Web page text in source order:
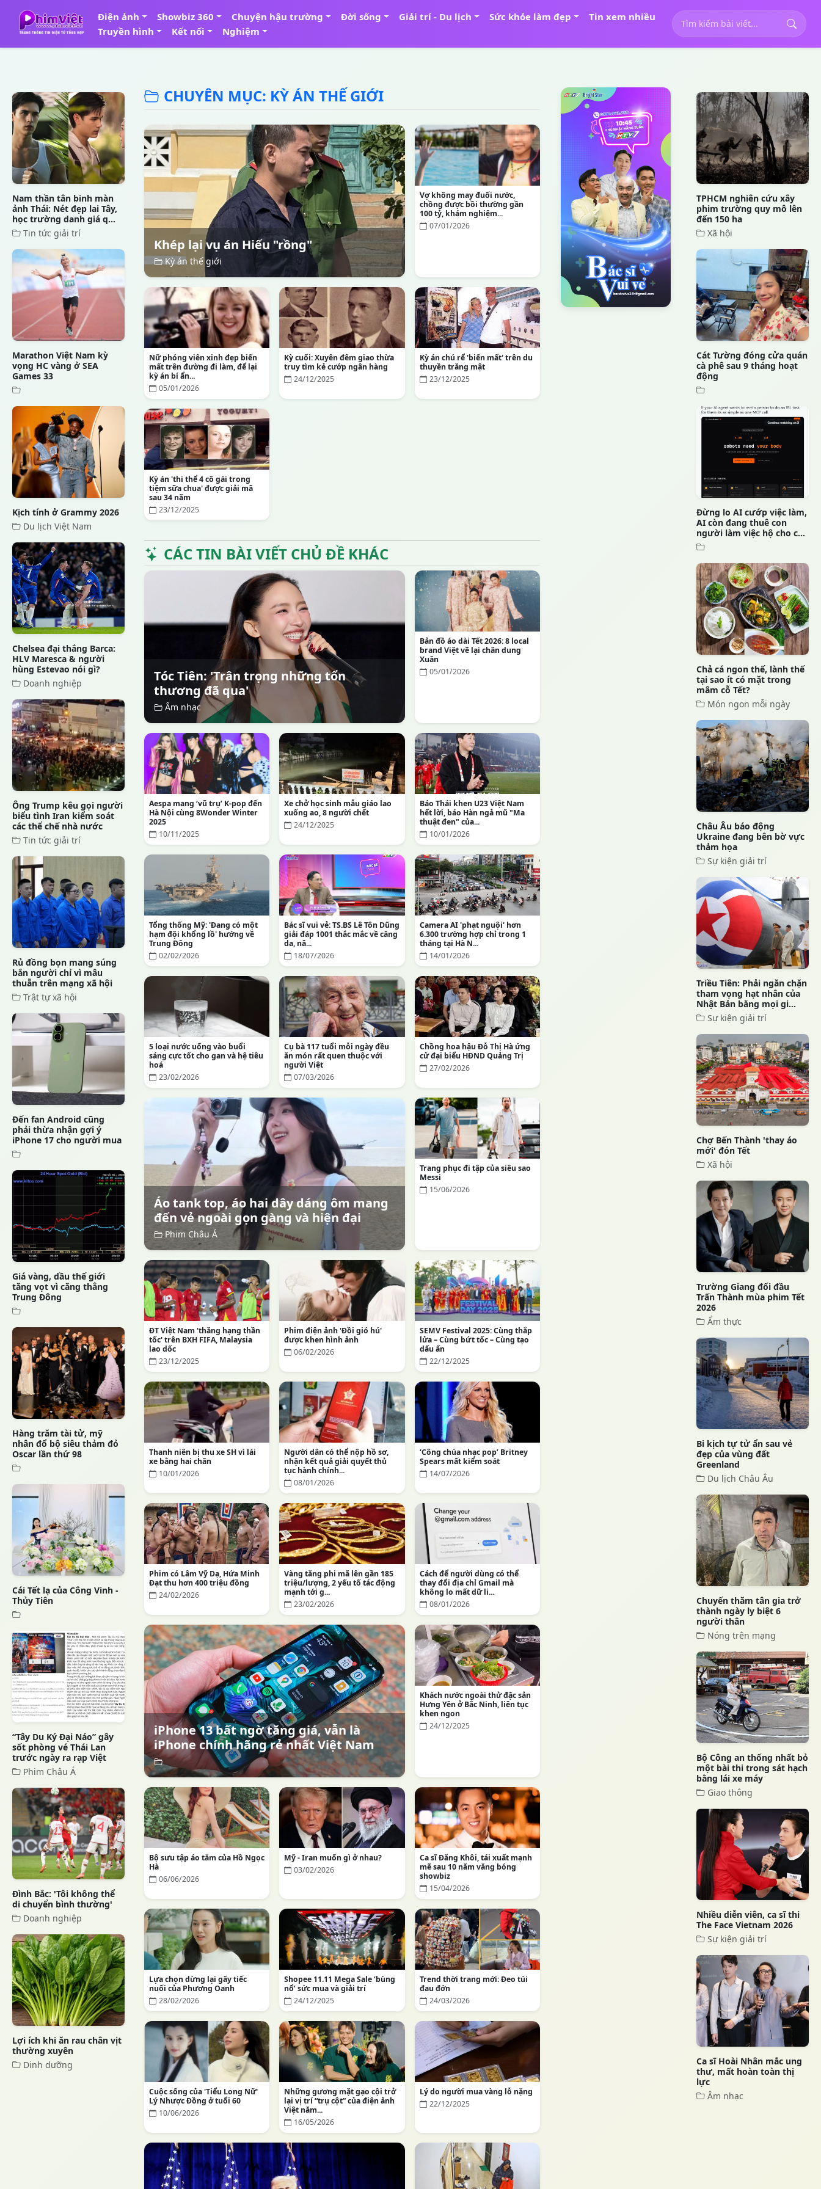
Điện ảnh Showbiz 360 Chuyện hậu trường Đời sống Giải trí - Du lịch Sức khỏe làm đẹp
Tin xem nhiều
Truyền hình
Kết nối Nghiệm
Nam thần tân binh màn
ảnh Thái: Nét đẹp lai Tây,
học trường danh giá q...
Tin tức giải trí
Marathon Việt Nam kỳ
vọng HC vàng ở SEA
Games 33
Kịch tính ở Grammy 2026
Du lịch Việt Nam
Chelsea đại thắng Barca:
HLV Maresca & người
hùng Estevao nói gì?
Doanh nghiệp
Ông Trump kêu gọi người
biểu tình Iran kiểm soát
các thể chế nhà nước
Tin tức giải trí
Rủ đồng bọn mang súng
bắn người chỉ vì mâu
thuẫn trên mạng xã hội
Trật tự xã hội
Đến fan Android cũng
phải thừa nhận gợi ý
iPhone 17 cho người mua
Giá vàng, dầu thế giới
tăng vọt vì căng thẳng
Trung Đông
Hàng trăm tài tử, mỹ
nhân đổ bộ siêu thảm đỏ
Oscar lần thứ 98
Cái Tết lạ của Công Vinh -
Thủy Tiên
“Tây Du Ký Đại Náo” gây
sốt phòng vé Thái Lan
trước ngày ra rạp Việt
Phim Châu Á
Đình Bắc: 'Tôi không thể
di chuyển bình thường'
Doanh nghiệp
Lợi ích khi ăn rau chân vịt
thường xuyên
Dinh dưỡng
CHUYÊN MỤC: KỲ ÁN THẾ GIỚI
Khép lại vụ án Hiếu "rồng"
Kỳ án thế giới
Vợ không may đuối nước,
chồng được bồi thường gần
100 tỷ, khám nghiệm...
07/01/2026
Nữ phóng viên xinh đẹp biến
mất trên đường đi làm, để lại
kỳ án bí ẩn...
05/01/2026
Kỳ cuối: Xuyên đêm giao thừa
truy tìm kẻ cướp ngân hàng
24/12/2025
Kỳ án chú rể 'biến mất' trên du
thuyền trăng mật
23/12/2025
Kỳ án 'thi thể 4 cô gái trong
tiệm sữa chua' được giải mã
sau 34 năm
23/12/2025
CÁC TIN BÀI VIẾT CHỦ ĐỀ KHÁC
Tóc Tiên: 'Trân trọng những tổn
thương đã qua'
Âm nhạc
Bản đồ áo dài Tết 2026: 8 local
brand Việt vẽ lại chân dung
Xuân
05/01/2026
Aespa mang ‘vũ trụ’ K-pop đến
Hà Nội cùng 8Wonder Winter
2025
10/11/2025
Xe chở học sinh mẫu giáo lao
xuống ao, 8 người chết
24/12/2025
Báo Thái khen U23 Việt Nam
hết lời, báo Hàn ngả mũ "Ma
thuật đen" của...
10/01/2026
Tổng thống Mỹ: 'Đang có một
hạm đội khổng lồ' hướng về
Trung Đông
02/02/2026
Bác sĩ vui vẻ: TS.BS Lê Tôn Dũng
giải đáp 1001 thắc mắc về căng
da, nâ...
18/07/2026
Camera AI 'phạt nguội' hơn
6.300 trường hợp chỉ trong 1
tháng tại Hà N...
14/01/2026
5 loại nước uống vào buổi
sáng cực tốt cho gan và hệ tiêu
hoá
23/02/2026
Cụ bà 117 tuổi mỗi ngày đều
ăn món rất quen thuộc với
người Việt
07/03/2026
Chồng hoa hậu Đỗ Thị Hà ứng
cử đại biểu HĐND Quảng Trị
27/02/2026
Áo tank top, áo hai dây dáng ôm mang
đến vẻ ngoài gọn gàng và hiện đại
Phim Châu Á
Trang phục đi tập của siêu sao
Messi
15/06/2026
ĐT Việt Nam 'thăng hạng thần
tốc' trên BXH FIFA, Malaysia
lao dốc
23/12/2025
Phim điện ảnh 'Đồi gió hú'
được khen hình ảnh
06/02/2026
SEMV Festival 2025: Cùng thắp
lửa – Cùng bứt tốc – Cùng tạo
dấu ấn
22/12/2025
Thanh niên bị thu xe SH vì lái
xe bằng hai chân
10/01/2026
Người dân có thể nộp hồ sơ,
nhận kết quả giải quyết thủ
tục hành chính...
08/01/2026
‘Công chúa nhạc pop’ Britney
Spears mất kiểm soát
14/07/2026
Phim có Lâm Vỹ Dạ, Hứa Minh
Đạt thu hơn 400 triệu đồng
24/02/2026
Vàng tăng phi mã lên gần 185
triệu/lượng, 2 yếu tố tác động
mạnh tới g...
23/02/2026
Cách để người dùng có thể
thay đổi địa chỉ Gmail mà
không lo mất dữ li...
08/01/2026
iPhone 13 bất ngờ tăng giá, vẫn là
iPhone chính hãng rẻ nhất Việt Nam
Khách nước ngoài thử đặc sản
Hưng Yên ở Bắc Ninh, liên tục
khen ngon
24/12/2025
Bộ sưu tập áo tắm của Hồ Ngọc
Hà
06/06/2026
Mỹ - Iran muốn gì ở nhau?
03/02/2026
Ca sĩ Đăng Khôi, tái xuất mạnh
mẽ sau 10 năm vắng bóng
showbiz
15/04/2026
Lựa chọn dừng lại gây tiếc
nuối của Phương Oanh
28/02/2026
Shopee 11.11 Mega Sale ‘bùng
nổ’ sức mua và giải trí
24/12/2025
Trend thời trang mới: Đeo túi
đau đớn
24/03/2026
Cuộc sống của 'Tiểu Long Nữ'
Lý Nhược Đồng ở tuổi 60
10/06/2026
Những gương mặt gạo cội trở
lại vị trí “trụ cột” của điện ảnh
Việt năm...
16/05/2026
Lý do người mua vàng lỗ nặng
22/12/2025
TPHCM nghiên cứu xây
phim trường quy mô lên
đến 150 ha
Xã hội
Cát Tường đóng cửa quán
cà phê sau 9 tháng hoạt
động
Đừng lo AI cướp việc làm,
AI còn đang thuê con
người làm việc hộ cho c...
Chả cá ngon thế, lành thế
tại sao ít có mặt trong
mâm cỗ Tết?
Món ngon mỗi ngày
Châu Âu báo động
Ukraine đang bên bờ vực
thảm họa
Sự kiện giải trí
Triều Tiên: Phải ngăn chặn
tham vọng hạt nhân của
Nhật Bản bằng mọi gi...
Sự kiện giải trí
Chợ Bến Thành 'thay áo
mới' đón Tết
Xã hội
Trường Giang đối đầu
Trấn Thành mùa phim Tết
2026
Ẩm thực
Bi kịch tự tử ẩn sau vẻ
đẹp của vùng đất
Greenland
Du lịch Châu Âu
Chuyến thăm tân gia trở
thành ngày ly biệt 6
người thân
Nóng trên mạng
Bộ Công an thống nhất bỏ
một bài thi trong sát hạch
bằng lái xe máy
Giao thông
Nhiều diễn viên, ca sĩ thi
The Face Vietnam 2026
Sự kiện giải trí
Ca sĩ Hoài Nhân mắc ung
thư, mất hoàn toàn thị
lực
Âm nhạc